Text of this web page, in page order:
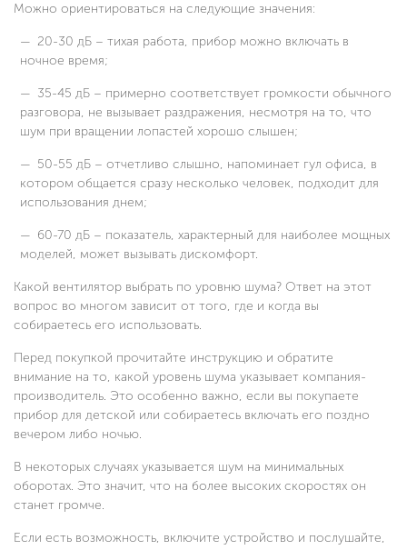
Можно ориентироваться на следующие значения:
20-30 дБ – тихая работа, прибор можно включать в
ночное время;
35-45 дБ – примерно соответствует громкости обычного
разговора, не вызывает раздражения, несмотря на то, что
шум при вращении лопастей хорошо слышен;
50-55 дБ – отчетливо слышно, напоминает гул офиса, в
котором общается сразу несколько человек, подходит для
использования днем;
60-70 дБ – показатель, характерный для наиболее мощных
моделей, может вызывать дискомфорт.
Какой вентилятор выбрать по уровню шума? Ответ на этот
вопрос во многом зависит от того, где и когда вы
собираетесь его использовать.
Перед покупкой прочитайте инструкцию и обратите
внимание на то, какой уровень шума указывает компания-
производитель. Это особенно важно, если вы покупаете
прибор для детской или собираетесь включать его поздно
вечером либо ночью.
В некоторых случаях указывается шум на минимальных
оборотах. Это значит, что на более высоких скоростях он
станет громче.
Если есть возможность, включите устройство и послушайте,